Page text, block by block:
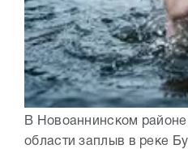
В Новоаннинском районе
области заплыв в реке